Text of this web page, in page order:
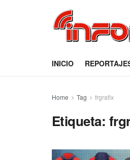
INICIO
Home Tag frgrafix
Etiqueta: